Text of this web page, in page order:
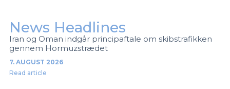
News Headlines
Iran og Oman indgår principaftale om skibstrafikken
gennem Hormuzstrædet
7. AUGUST 2026
Read article